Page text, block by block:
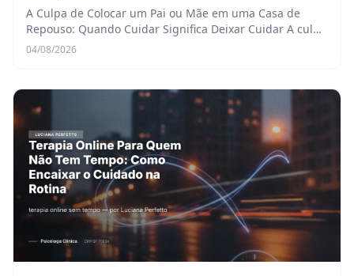
A Culpa de Colocar um Pai ou Mãe em uma Casa de
Repouso: Quando Cuidar Significa Deixar Cuidar A culpa
de colocar mãe em casa de repouso é, talvez, um dos
04/08/2026